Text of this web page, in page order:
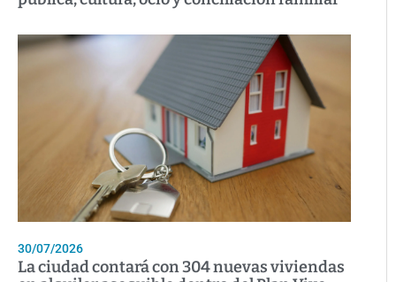
30/07/2026
La ciudad contará con 304 nuevas viviendas